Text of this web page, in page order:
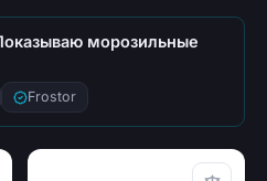
морозильные
Frostor